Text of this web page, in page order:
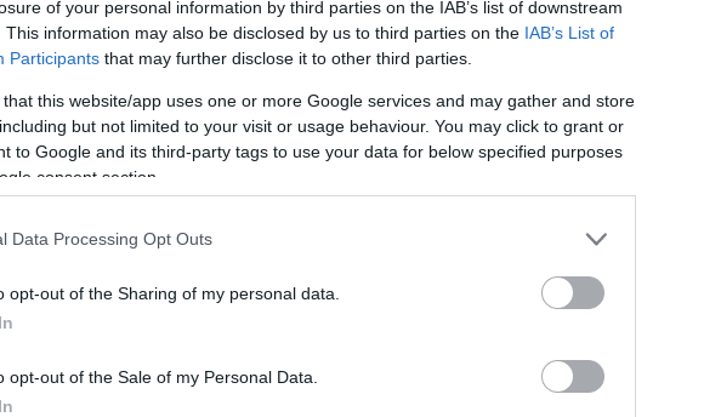
of your personal information by third parties on the IAB’s list of downstream
This information may also be disclosed by us to third parties on the IAB’s List of
Participants that may further disclose it to other third parties.
that this website/app uses one or more Google services and may gather and store
but not limited to your visit or usage behaviour. You may click to grant or
to Google and its third-party tags to use your data for below specified purposes
consent section.
Data Processing Opt Outs
opt-out of the Sharing of my personal data.
opt-out of the Sale of my Personal Data.
BASKET